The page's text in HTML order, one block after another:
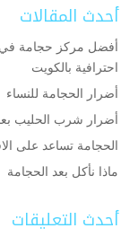
أحدث المقالات
أفضل مركز حجامة في
احترافية بالكويت
أضرار الحجامة للنساء
أضرار شرب الحليب
الحجامة تساعد على
ماذا نأكل بعد الحجامة
أحدث التعليقات